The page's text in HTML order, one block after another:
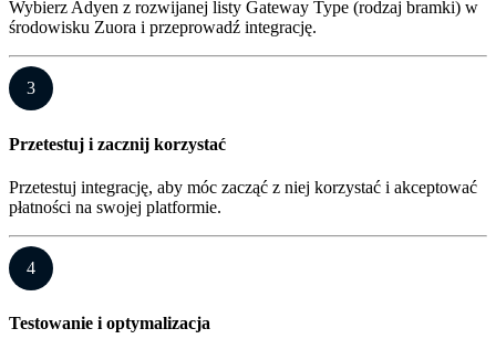
Wybierz Adyen z rozwijanej listy Gateway Type (rodzaj bramki) w
środowisku Zuora i przeprowadź integrację.
3
Przetestuj i zacznij korzystać
Przetestuj integrację, aby móc zacząć z niej korzystać i akceptować
płatności na swojej platformie.
4
Testowanie i optymalizacja